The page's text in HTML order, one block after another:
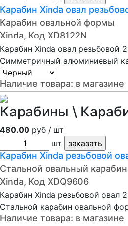
Карабин Xinda овал
Карабин овальной формы
Xinda, Код XD8122N
Карабин Xinda овал резьбовой
Симметричный алюминиевый
Наличие товара: в магазине
Карабины \
480.00 руб / шт
шт
Карабин Xinda резьбовой
Стальной овальный
Xinda, Код XDQ9606
Карабин Xinda резьбовой овал
Стальной карабин овальной
Наличие товара: в магазине